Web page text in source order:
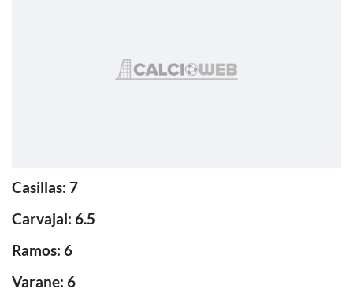
Casillas: 7
Carvajal: 6.5
Ramos: 6
Varane: 6